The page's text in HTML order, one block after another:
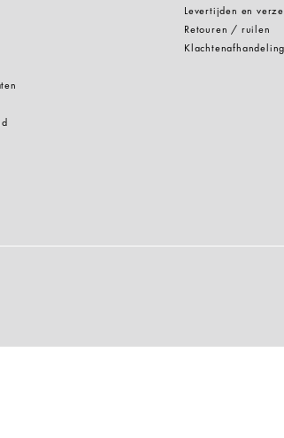
Levertijden en
Retouren / ruilen
Klachtenafhandeling